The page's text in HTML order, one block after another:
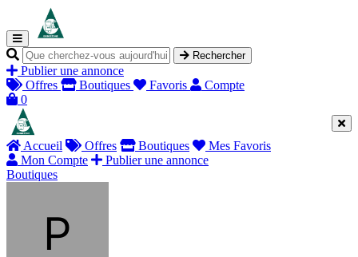
Rechercher
Publier une annonce
Offres
Boutiques Favoris
Compte
0
Accueil Offres Boutiques
Mes Favoris
Mon Compte
Publier une annonce
Boutiques